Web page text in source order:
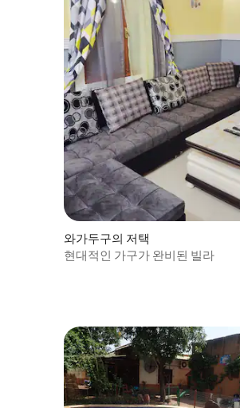
와가두구의 저택
현대적인 가구가 완비된 빌라